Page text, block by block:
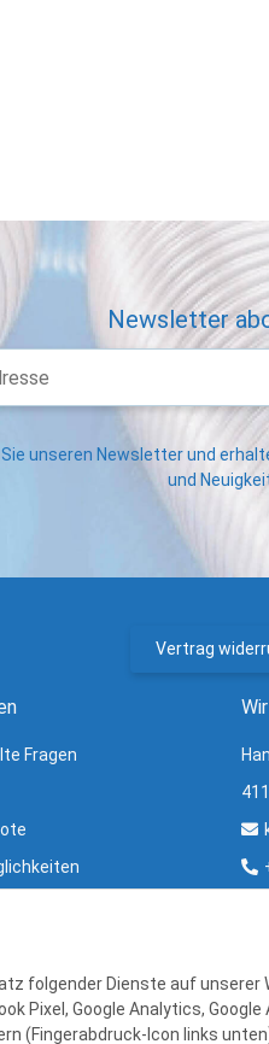
Newsletter
unseren Newsletter und
und
Vertrag
Fragen
folgender Dienste auf unserer
Pixel, Google Analytics, Google
(Fingerabdruck-Icon links